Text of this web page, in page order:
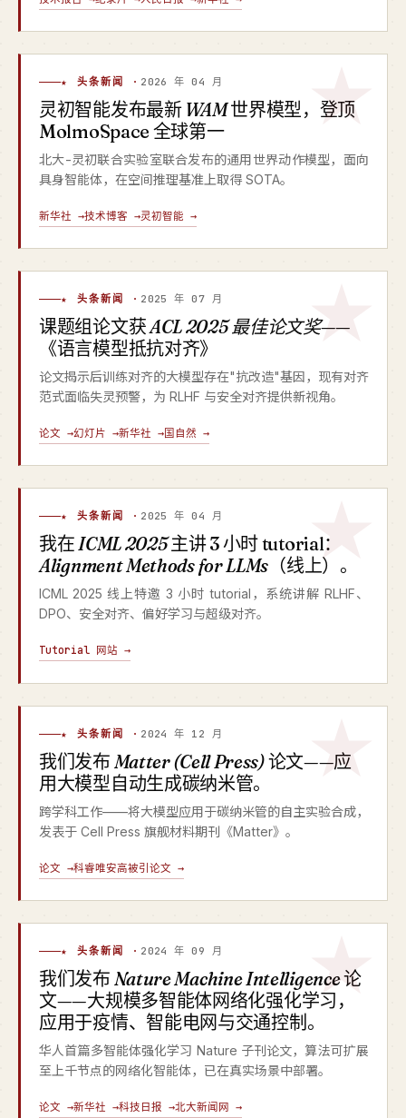
★ 头条新闻 · 2026 年 04 月
灵初智能发布最新 WAM世界模型，登顶
MolmoSpace 全球第一
北大-灵初联合实验室联合发布的通用世界动作模型，面向
具身智能体，在空间推理基准上取得 SOTA。
新华社 →技术博客 →灵初智能 →
★ 头条新闻 · 2025 年 07 月
课题组论文获ACL 2025 最佳论文奖——
《语言模型抵抗对齐》
论文揭示后训练对齐的大模型存在"抗改造"基因，现有对齐
范式面临失灵预警，为 RLHF 与安全对齐提供新视角。
论文 →幻灯片 →新华社 →国自然 →
★ 头条新闻 · 2025 年 04 月
我在ICML 2025主讲 3 小时 tutorial：
Alignment Methods for LLMs （线上）。
ICML 2025 线上特邀 3 小时 tutorial，系统讲解 RLHF、
DPO、安全对齐、偏好学习与超级对齐。
Tutorial 网站 →
★ 头条新闻 · 2024 年 12 月
我们发布 Matter (Cell Press)论文——应
用大模型自动生成碳纳米管。
跨学科工作——将大模型应用于碳纳米管的自主实验合成，
发表于 Cell Press 旗舰材料期刊《Matter》。
论文 →科睿唯安高被引论文 →
★ 头条新闻 · 2024 年 09 月
我们发布 Nature Machine Intelligence论
文——大规模多智能体网络化强化学习，
应用于疫情、智能电网与交通控制。
华人首篇多智能体强化学习 Nature 子刊论文，算法可扩展
至上千节点的网络化智能体，已在真实场景中部署。
论文 →新华社 →科技日报 →北大新闻网 →